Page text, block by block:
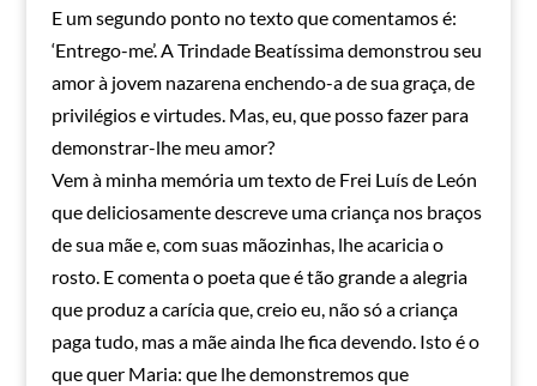
E um segundo ponto no texto que comentamos é:
‘Entrego-me’. A Trindade Beatíssima demonstrou seu
amor à jovem nazarena enchendo-a de sua graça, de
privilégios e virtudes. Mas, eu, que posso fazer para
demonstrar-lhe meu amor?
Vem à minha memória um texto de Frei Luís de León
que deliciosamente descreve uma criança nos braços
de sua mãe e, com suas mãozinhas, lhe acaricia o
rosto. E comenta o poeta que é tão grande a alegria
que produz a carícia que, creio eu, não só a criança
paga tudo, mas a mãe ainda lhe fica devendo. Isto é o
que quer Maria: que lhe demonstremos que